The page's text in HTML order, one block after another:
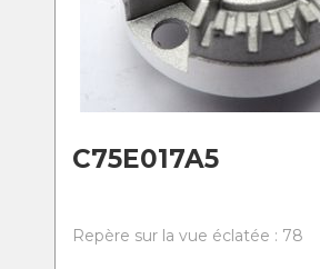
C75E017A5
Repère sur la vue éclatée : 78